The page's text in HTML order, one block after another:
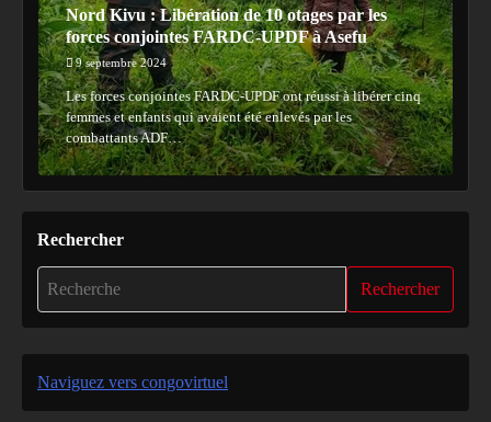
Nord Kivu : Libération de 10 otages par les
forces conjointes FARDC-UPDF à Asefu
9 septembre 2024
Les forces conjointes FARDC-UPDF ont réussi à libérer cinq
femmes et enfants qui avaient été enlevés par les
combattants ADF…
Rechercher
Rechercher
Naviguez vers congovirtuel